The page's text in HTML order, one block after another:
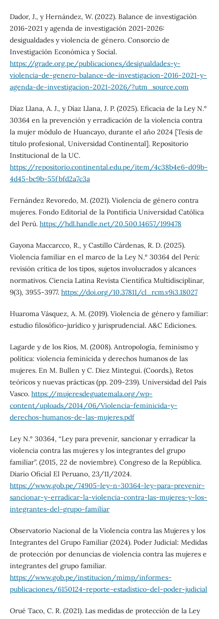
Dador, J., y Hernández, W. (2022). Balance de investigación
2016-2021 y agenda de investigación 2021-2026:
desigualdades y violencia de género. Consorcio de
Investigación Económica y Social.
https://grade.org.pe/publicaciones/desigualdades-y-
violencia-de-genero-balance-de-investigacion-2016-2021-y-
agenda-de-investigacion-2021-2026/?utm_source.com
Díaz Llana, A. J., y Díaz Llana, J. P. (2025). Eficacia de la Ley N.°
30364 en la prevención y erradicación de la violencia contra
la mujer módulo de Huancayo, durante el año 2024 [Tesis de
título profesional, Universidad Continental]. Repositorio
Institucional de la UC.
https://repositorio.continental.edu.pe/item/4c38b4e6-d09b-
4d45-bc9b-55fbfd2a7c3a
Fernández Revoredo, M. (2021). Violencia de género contra
mujeres. Fondo Editorial de la Pontificia Universidad Católica
del Perú. https://hdl.handle.net/20.500.14657/199478
Gayona Maccarcco, R., y Castillo Cárdenas, R. D. (2025).
Violencia familiar en el marco de la Ley N.° 30364 del Perú:
revisión crítica de los tipos, sujetos involucrados y alcances
normativos. Ciencia Latina Revista Científica Multidisciplinar,
9(3), 3955-3977. https://doi.org/10.37811/cl_rcm.v9i3.18027
Huaroma Vásquez, A. M. (2019). Violencia de género y familiar:
estudio filosófico-jurídico y jurisprudencial. A&C Ediciones.
Lagarde y de los Ríos, M. (2008). Antropología, feminismo y
política: violencia feminicida y derechos humanos de las
mujeres. En M. Bullen y C. Diez Mintegui. (Coords.), Retos
teóricos y nuevas prácticas (pp. 209-239). Universidad del País
Vasco. https://mujeresdeguatemala.org/wp-
content/uploads/2014/06/Violencia-feminicida-y-
derechos-humanos-de-las-mujeres.pdf
Ley N.° 30364, “Ley para prevenir, sancionar y erradicar la
violencia contra las mujeres y los integrantes del grupo
familiar”. (2015, 22 de noviembre). Congreso de la República.
Diario Oficial El Peruano, 23/11/2024.
https://www.gob.pe/74905-ley-n-30364-ley-para-prevenir-
sancionar-y-erradicar-la-violencia-contra-las-mujeres-y-los-
integrantes-del-grupo-familiar
Observatorio Nacional de la Violencia contra las Mujeres y los
Integrantes del Grupo Familiar (2024). Poder Judicial: Medidas
de protección por denuncias de violencia contra las mujeres e
integrantes del grupo familiar.
https://www.gob.pe/institucion/mimp/informes-
publicaciones/6150124-reporte-estadistico-del-poder-judicial
Orué Taco, C. R. (2021). Las medidas de protección de la Ley